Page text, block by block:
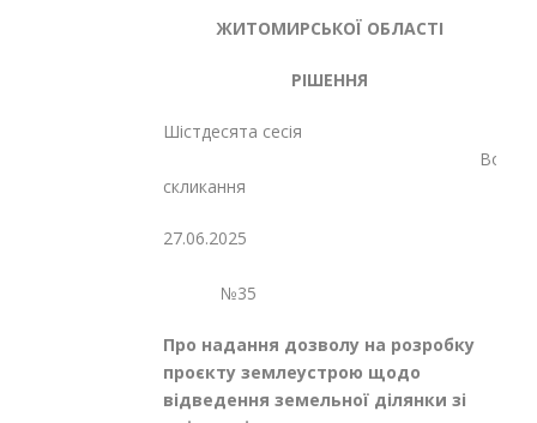
ЖИТОМИРСЬКОЇ ОБЛАСТІ
РІШЕННЯ
Шістдесята сесія
скликання
27.06.2025
№35
Про надання дозволу на розробку
проєкту землеустрою щодо
відведення земельної ділянки зі